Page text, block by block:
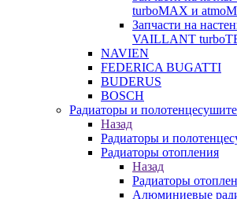
turboMAX и
Запчасти на
VAILLANT
NAVIEN
FEDERICA BUGATTI
BUDERUS
BOSCH
Радиаторы и
Назад
Радиаторы и
Радиаторы отопления
Назад
Радиаторы
Алюминиевые